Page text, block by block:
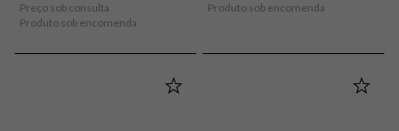
Preço sob consulta
Produto sob encomenda
Produto sob encomenda